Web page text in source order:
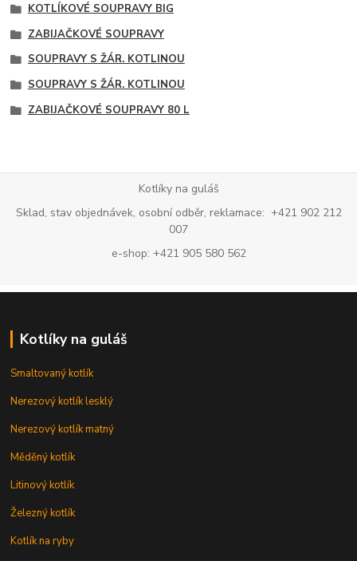
KOTLÍKOVÉ SOUPRAVY BIG
ZABIJAČKOVÉ SOUPRAVY
SOUPRAVY S ŽÁR. KOTLINOU
SOUPRAVY S ŽÁR. KOTLINOU
ZABIJAČKOVÉ SOUPRAVY 80 L
Kotlíky na guláš
Sklad, stav objednávek, osobní odběr, reklamace: +421 902 212
007
e-shop: +421 905 580 562
Kotlíky na guláš
Smaltovaný kotlík
Nerezový kotlík lesklý
Nerezový kotlík matný
Měděný kotlík
Litinový kotlík
Železný kotlík
Kotlík na ryby